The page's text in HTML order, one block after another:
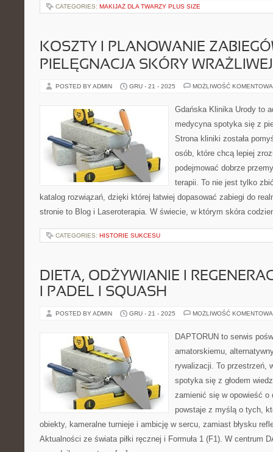
CATEGORIES: MAKIJAŻ DLA TWARZY PLUS SIZE
KOSZTY I PLANOWANIE
PIELĘGNACJA SKÓRY WRAŻLIWEJ
POSTED BY ADMIN GRU - 21 - 2025 MOŻLIWOŚĆ
Gdańska Klinika Urody to
medycyna spotyka się z
Strona kliniki została
osób, które chcą lepiej
podejmować dobrze
terapii. To nie jest tylko
katalog rozwiązań, dzięki której łatwiej dopasować zabiegi do
stronie to Blog i Laseroterapia. W świecie, w którym skóra
CATEGORIES: HISTORIE SUKCESU
DIETA, ODŻYWIANIE I
I PADEL I SQUASH
POSTED BY ADMIN GRU - 21 - 2025 MOŻLIWOŚĆ
DAPTORUN to serwis
amatorskiemu,
rywalizacji. To przestrzeń,
spotyka się z głodem
zamienić się w opowieść o
powstaje z myślą o tych,
obiekty, kameralne turnieje i ambicję w sercu, zamiast błysku
Aktualności ze świata piłki ręcznej i Formuła 1 (F1). W centrum